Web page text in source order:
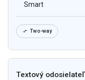
Smart
 Two-way
Textový odosielateľ